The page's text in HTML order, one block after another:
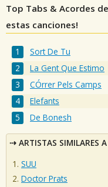
Top Tabs & Acordes de
estas canciones!
Sort De Tu
La Gent Que Estimo
CÓrrer Pels Camps
Elefants
De Bonesh
ARTISTAS SIMILARES
SUU
Doctor Prats